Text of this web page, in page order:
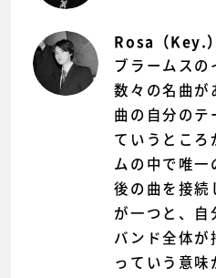
Rosa（Key.
ブラームスの
数々の名曲が
曲の自分のテ
ていうところ
ムの中で唯一
後の曲を接続
が一つと、自
バンド全体が
っていう意味